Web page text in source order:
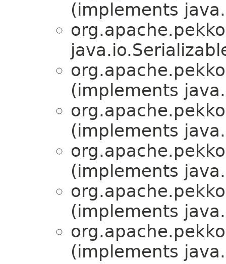
(implements
(implements
(implements
(implements
(implements
(implements